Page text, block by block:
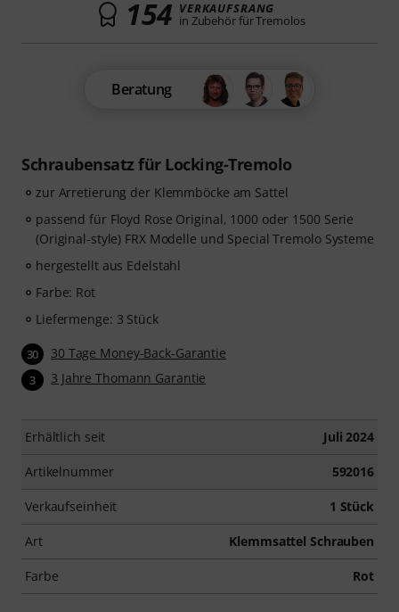
Schraubensatz für Locking-Tremolo
zur Arretierung der Klemmböcke am Sattel
passend für Floyd Rose Original, 1000 oder 1500 Serie
(Original-style) FRX Modelle und Special Tremolo Systeme
hergestellt aus Edelstahl
Farbe: Rot
Liefermenge: 3 Stück
30 30 Tage Money-Back-Garantie
3 3 Jahre Thomann Garantie
Erhältlich seit Juli 2024
Artikelnummer 592016
Verkaufseinheit 1 Stück
Art Klemmsattel Schrauben
Farbe Rot
154 VERKAUFSRANG
in Zubehör für Tremolos
Beratung